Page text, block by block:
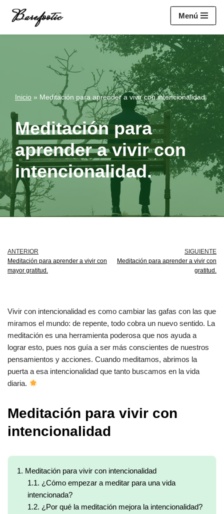
Menú
Inicio » Meditación para aprender a vivir con intencionalidad.
Meditación para
aprender a vivir con
intencionalidad.
ANTERIOR
Meditación para aprender a vivir con
mayor gratitud.
SIGUIENTE
Meditación para aprender a vivir con
gratitud.
Vivir con intencionalidad es como cambiar las gafas con las que
miramos el mundo: de repente, todo cobra un nuevo sentido. La
meditación es una herramienta poderosa que nos ayuda a
lograr esto, pues nos guía a ser más conscientes de nuestros
pensamientos y acciones. Cuando meditamos, abrimos la
puerta a esa intencionalidad que tanto buscamos en la vida
diaria.
Meditación para vivir con
intencionalidad
1. Meditación para vivir con intencionalidad
1.1. ¿Cómo empezar a meditar para una vida
intencionada?
1.2. ¿Por qué la meditación mejora la intencionalidad?